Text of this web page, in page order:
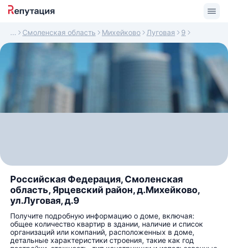
Смоленская область Михейково Луговая 9
Российская Федерация, Смоленская
область, Ярцевский район, д.Михейково,
ул.Луговая, д.9
Получите подробную информацию о доме, включая:
общее количество квартир в здании, наличие и список
организаций или компаний, расположенных в доме,
детальные характеристики строения, такие как год